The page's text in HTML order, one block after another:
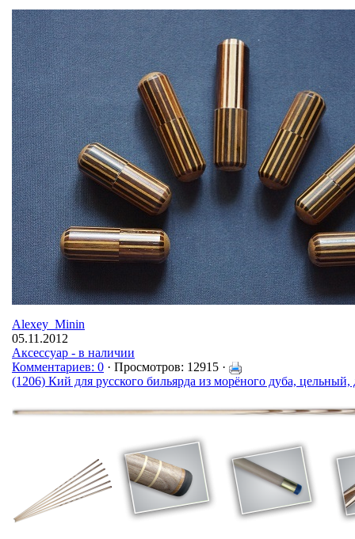
Alexey_Minin
05.11.2012
Аксессуар - в наличии
Комментариев: 0 · Просмотров: 12915 ·
(1206) Кий для русского бильярда из морёного дуба, цельный,